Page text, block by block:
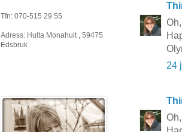
24
Tfn: 070-515 29 55
Adress: Hulta Monahult , 59475
Edsbruk